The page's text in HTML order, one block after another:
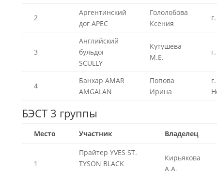
2
Аргентинский
дог АРЕС
Гололобова
Ксения
3
Английский
бульдог
SCULLY
Кутушева
М.Е.
4
Банхар AMAR
AMGALAN
Попова
Ирина
г.
БЭСТ 3 группы
Место Участник Владелец
1
Прайтер YVES ST.
TYSON BLACK
Кирьякова
А.А.